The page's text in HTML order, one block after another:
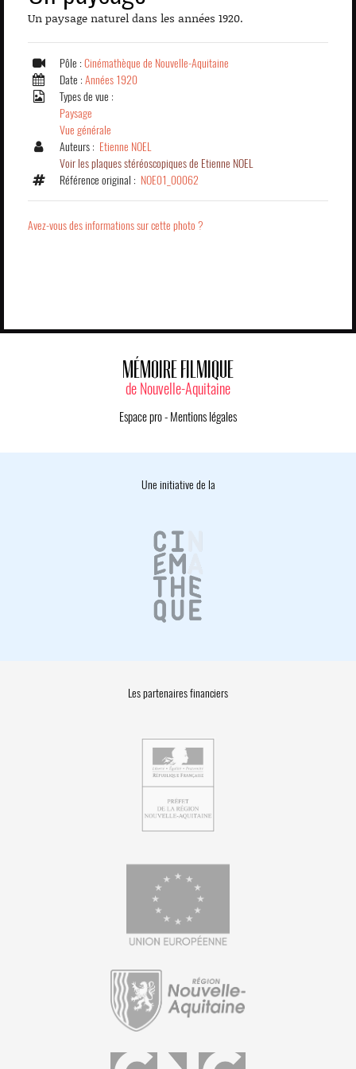
Un paysage naturel dans les années 1920.
Pôle : Cinémathèque de Nouvelle-Aquitaine
Date : Années 1920
Types de vue :
Paysage
Vue générale
Auteurs : Etienne NOEL
Voir les plaques stéréoscopiques de Etienne NOEL
Référence original : NOE01_00062
Avez-vous des informations sur cette photo ?
MÉMOIRE FILMIQUE
de Nouvelle-Aquitaine
Espace pro- Mentions légales
Une initiative de la
Les partenaires financiers